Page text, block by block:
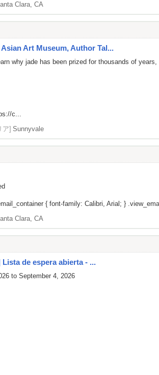
Clara, CA
Art Museum, Author Tal...
why jade has been prized for thousands of years,
c...
ア] Sunnyvale
{ font-family: Calibri, Arial; }
Clara, CA
de espera abierta - ...
to September 4, 2026